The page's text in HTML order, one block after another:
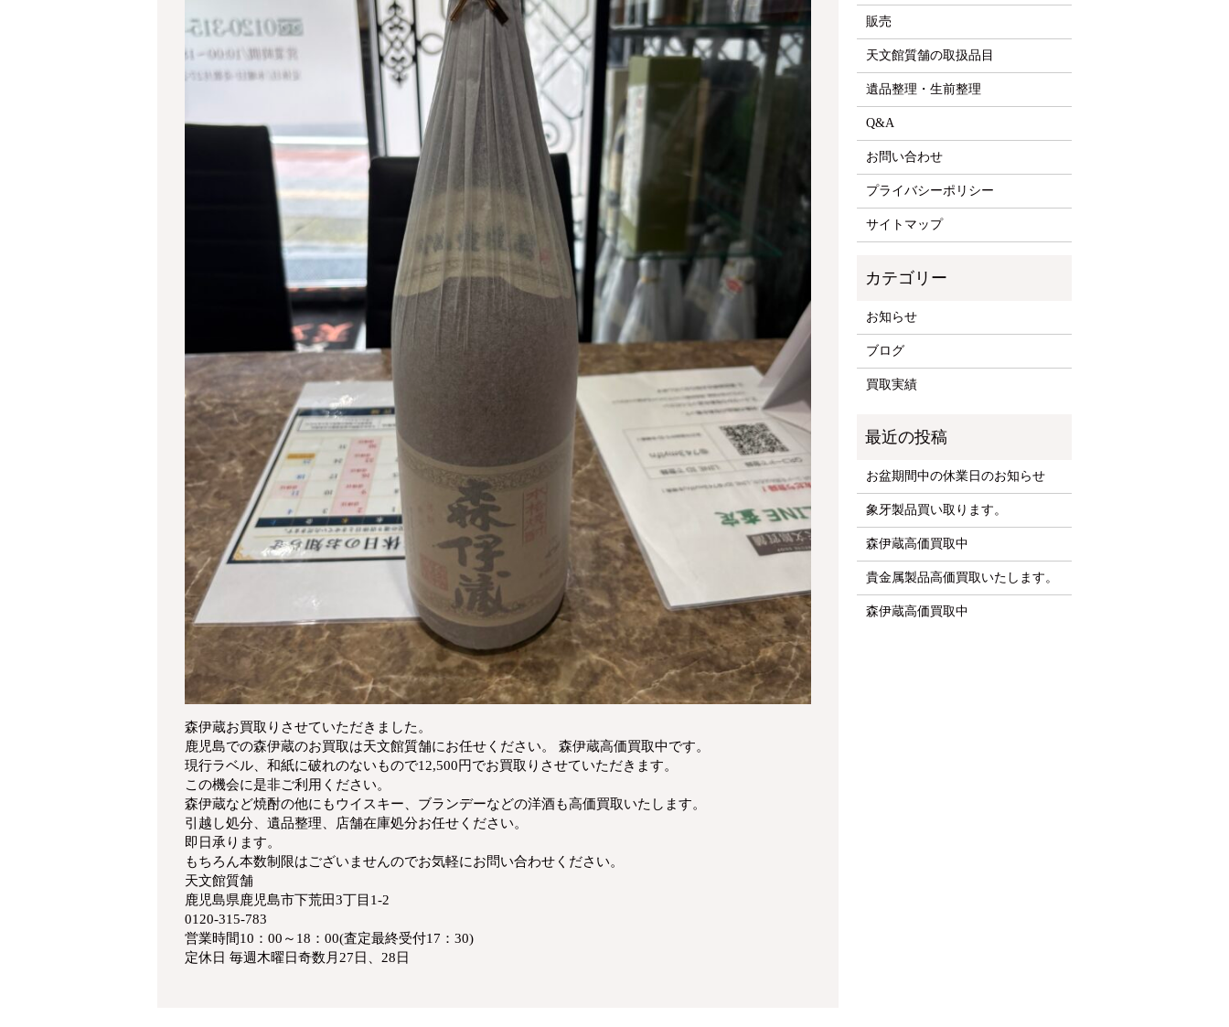
森伊蔵お買取りさせていただきました。
鹿児島での森伊蔵のお買取は天文館質舗にお任せください。 森伊蔵高価買取中です。
現行ラベル、和紙に破れのないもので12,500円でお買取りさせていただきます。
この機会に是非ご利用ください。
森伊蔵など焼酎の他にもウイスキー、ブランデーなどの洋酒も高価買取いたします。
引越し処分、遺品整理、店舗在庫処分お任せください。
即日承ります。
もちろん本数制限はございませんのでお気軽にお問い合わせください。
天文館質舗
鹿児島県鹿児島市下荒田3丁目1-2
0120-315-783
営業時間10：00～18：00(査定最終受付17：30)
定休日 毎週木曜日奇数月27日、28日
販売
天文館質舗の取扱品目
遺品整理・生前整理
Q&A
お問い合わせ
プライバシーポリシー
サイトマップ
お知らせ
ブログ
買取実績
お盆期間中の休業日のお知らせ
象牙製品買い取ります。
森伊蔵高価買取中
貴金属製品高価買取いたします。
森伊蔵高価買取中